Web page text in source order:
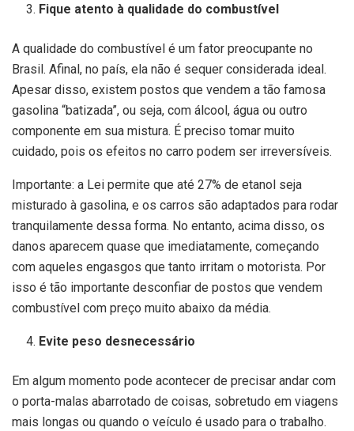
Fique atento à qualidade do combustível
A qualidade do combustível é um fator preocupante no
Brasil. Afinal, no país, ela não é sequer considerada ideal.
Apesar disso, existem postos que vendem a tão famosa
gasolina “batizada”, ou seja, com álcool, água ou outro
componente em sua mistura. É preciso tomar muito
cuidado, pois os efeitos no carro podem ser irreversíveis.
Importante: a Lei permite que até 27% de etanol seja
misturado à gasolina, e os carros são adaptados para rodar
tranquilamente dessa forma. No entanto, acima disso, os
danos aparecem quase que imediatamente, começando
com aqueles engasgos que tanto irritam o motorista. Por
isso é tão importante desconfiar de postos que vendem
combustível com preço muito abaixo da média.
Evite peso desnecessário
Em algum momento pode acontecer de precisar andar com
o porta-malas abarrotado de coisas, sobretudo em viagens
mais longas ou quando o veículo é usado para o trabalho.